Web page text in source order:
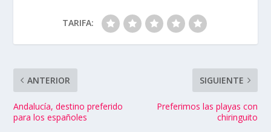
TARIFA:
ANTERIOR
Andalucía, destino preferido
para los españoles
SIGUIENTE
Preferimos las playas con
chiringuito